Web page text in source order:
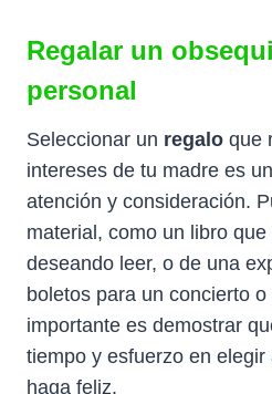
Regalar un
personal
Seleccionar un regalo que
intereses de tu madre es
atención y consideración.
material, como un libro
deseando leer, o de una
boletos para un concierto
importante es demostrar
tiempo y esfuerzo en
haga feliz.